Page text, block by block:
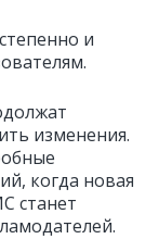
и
изменения.
когда новая
станет